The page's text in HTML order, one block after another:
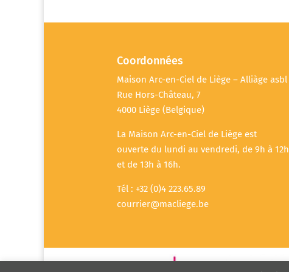
Coordonnées
Maison Arc-en-Ciel de Liège – Alliàge asbl
Rue Hors-Château, 7
4000 Liège (Belgique)
La Maison Arc-en-Ciel de Liège est
ouverte du lundi au vendredi, de 9h à 12h
et de 13h à 16h.
Tél : +32 (0)4 223.65.89
courrier@macliege.be